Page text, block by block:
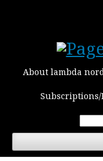
About lambda
Subscriptions/